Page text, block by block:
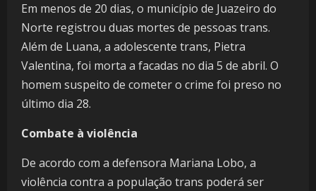
Em menos de 20 dias, o município de Juazeiro do
Norte registrou duas mortes de pessoas trans.
Além de Luana, a adolescente trans, Pietra
Valentina, foi morta a facadas no dia 5 de abril. O
homem suspeito de cometer o crime foi preso no
último dia 28.
Combate à violência
De acordo com a defensora Mariana Lobo, a
violência contra a população trans poderá ser